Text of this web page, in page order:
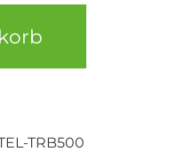
TRB500